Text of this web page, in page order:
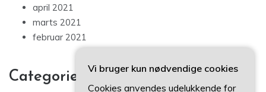
april 2021
marts 2021
februar 2021
Categories
Vi bruger kun nødvendige cookies
Cookies anvendes udelukkende for